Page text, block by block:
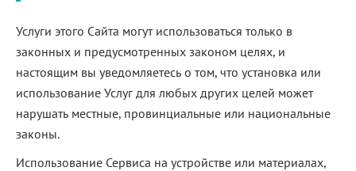
Услуги этого Сайта могут использоваться только в
законных и предусмотренных законом целях, и
настоящим вы уведомляетесь о том, что установка или
использование Услуг для любых других целей может
нарушать местные, провинциальные или национальные
законы.
Использование Сервиса на устройстве или материалах,